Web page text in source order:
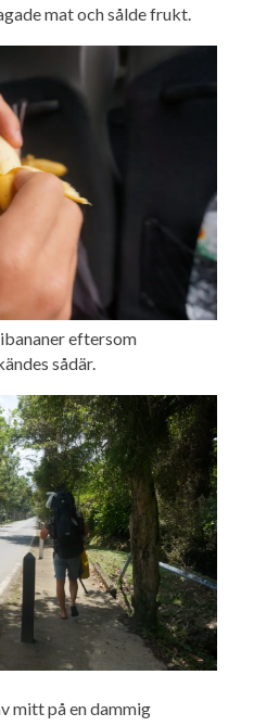
mat och sålde frukt.
eftersom
sådär.
mitt på en dammig